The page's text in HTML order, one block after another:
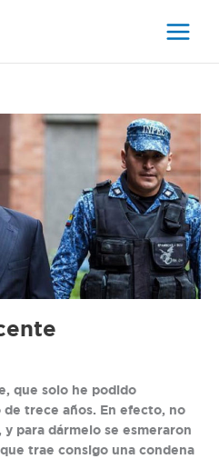
que solo he podido
de trece años. En efecto, no
para dármelo se esmeraron
trae consigo una condena